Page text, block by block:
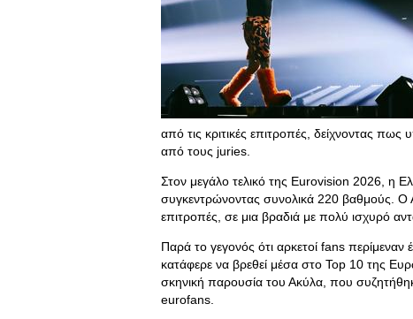
από τις κριτικές επιτροπές, δείχνοντας
από τους juries.
Στον μεγάλο τελικό της Eurovision 2026, η
συγκεντρώνοντας συνολικά 220 βαθμούς. Ο
επιτροπές, σε μια βραδιά με πολύ ισχυρό
Παρά το γεγονός ότι αρκετοί fans
κατάφερε να βρεθεί μέσα στο Top 10 της
σκηνική παρουσία του Ακύλα, που
eurofans.